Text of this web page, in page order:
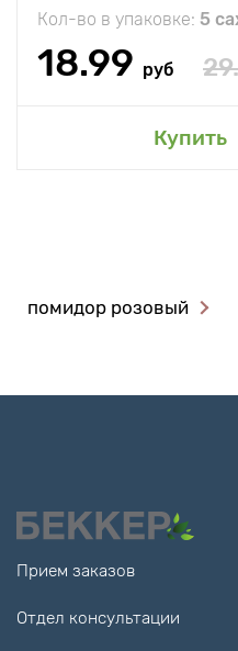
Кол-во в упаковке: 5
18.99 руб
Купить
помидор розовый
Прием заказов
Отдел консультации